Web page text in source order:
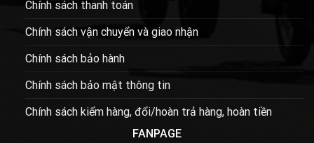
Chính sách thanh toán
Chính sách vận chuyển và giao nhận
Chính sách bảo hành
Chính sách bảo mật thông tin
Chính sách kiểm hàng, đổi/hoàn trả hàng, hoàn tiền
FANPAGE